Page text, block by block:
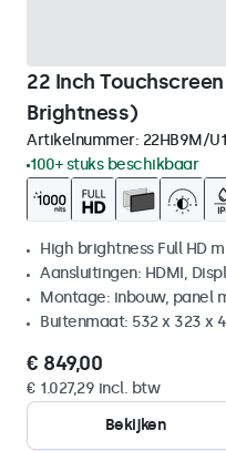
22 Inch
Brightness)
Artikelnummer: 22HB9M/U1
100+ stuks beschikbaar
High brightness Full HD
Aansluitingen: HDMI,
Montage: inbouw, panel
Buitenmaat: 532 x 323 x
€ 849,00
€ 1.027,29 incl. btw
Bekijken